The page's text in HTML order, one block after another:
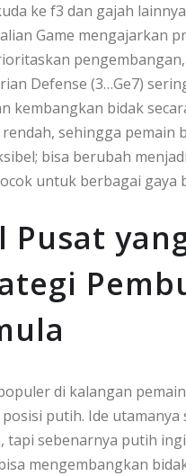
ke f3 dan gajah
Game mengajarkan
Defense (3…Ge7)
bidak
sehingga pemain
bisa berubah
untuk berbagai gaya
Pusat
di kalangan
putih. Ide utamanya
tapi sebenarnya putih
mengembangkan